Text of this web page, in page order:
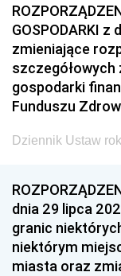
GOSPODARKI z
zmieniające
szczegółowych
gospodarki
Funduszu
Dziennik Ustaw
dnia 29 lipca
granic
niektórym
miasta oraz